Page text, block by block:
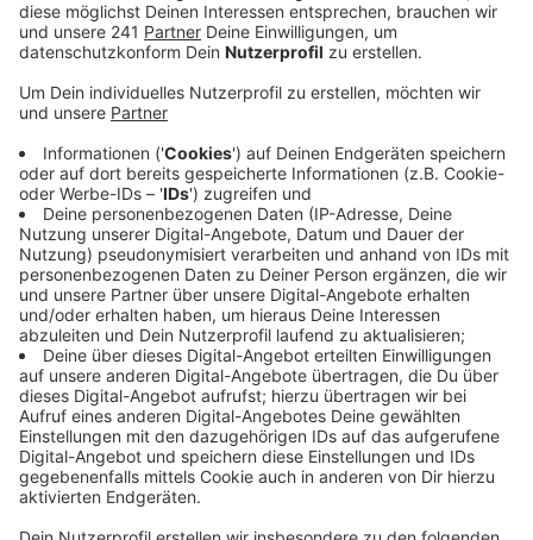
Donnerstag zumindest ein bisschen aufatmen.
Die Elternbeiträge werden im April wegen der
übernimmt50 Prozent des Ausfalls an den
diese schnelle Hilfeleistung der Landesregierung in
Zeiten der Corona-Krise.
Veröffentlicht: Freitag, 27.03.2020 13:10
Anzeige
“Das ist ein wichtiges Zeichen für alle Eltern in
Leverkusen”, soFDP-Ratsgruppensprecherin
Monika Ballin-Meyer-Arens. Zu Zeiten eines
Kontaktverbotes werde den Familien bei uns in der
Stadt ohnehin schon viel abverlangt. Diese
Entlastung sei ein Zeichen der Anerkennung.”